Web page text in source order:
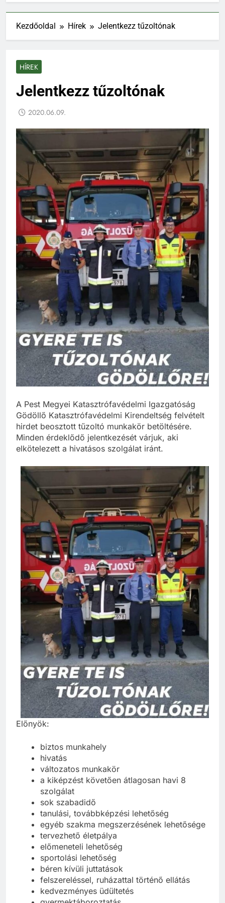
Kezdőoldal Hírek Jelentkezz tűzoltónak
HÍREK
Jelentkezz tűzoltónak
2020.06.09.
A Pest Megyei Katasztrófavédelmi Igazgatóság
Gödöllő Katasztrófavédelmi Kirendeltség felvételt
hirdet beosztott tűzoltó munkakör betöltésére.
Minden érdeklődő jelentkezését várjuk, aki
elkötelezett a hivatásos szolgálat iránt.
Előnyök:
biztos munkahely
hivatás
változatos munkakör
a kiképzést követően átlagosan havi 8
szolgálat
sok szabadidő
tanulási, továbbképzési lehetőség
egyéb szakma megszerzésének lehetősége
tervezhető életpálya
előmeneteli lehetőség
sportolási lehetőség
béren kívüli juttatások
felszereléssel, ruházattal történő ellátás
kedvezményes üdültetés